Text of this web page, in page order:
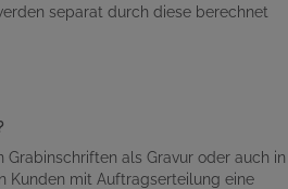
separat durch diese berechnet
als Gravur oder auch in
Kunden mit Auftragserteilung eine